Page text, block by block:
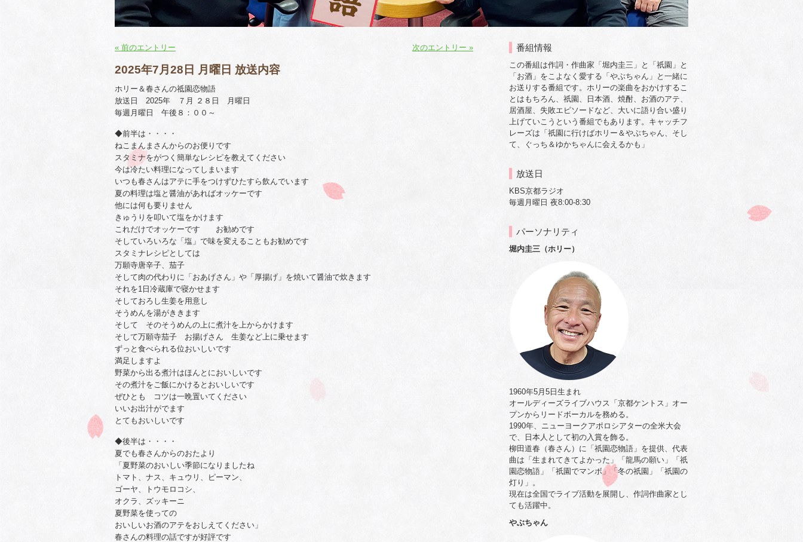
« 前のエントリー 次のエントリー »
2025年7月28日 月曜日 放送内容
ホリー＆春さんの祗園恋物語
放送日 2025年 ７月 ２８日 月曜日
毎週月曜日 午後８：００～
◆前半は・・・・
ねこまんまさんからのお便りです
スタミナをがつく簡単なレシピを教えてください
今は冷たい料理になってしまいます
いつも春さんはアテに手をつけずひたすら飲んでいます
夏の料理は塩と醤油があればオッケーです
他には何も要りません
きゅうりを叩いて塩をかけます
これだけでオッケーです お勧めです
そしていろいろな「塩」で味を変えることもお勧めです
スタミナレシピとしては
万願寺唐辛子、茄子
そして肉の代わりに「おあげさん」や「厚揚げ」を焼いて醤油で炊きます
それを1日冷蔵庫で寝かせます
そしておろし生姜を用意し
そうめんを湯がききます
そして そのそうめんの上に煮汁を上からかけます
そして万願寺茄子 お揚げさん 生姜など上に乗せます
ずっと食べられる位おいしいです
満足しますよ
野菜から出る煮汁はほんとにおいしいです
その煮汁をご飯にかけるとおいしいです
ぜひとも コツは一晩置いてください
いいお出汁がでます
とてもおいしいです
◆後半は・・・・
夏でも春さんからのおたより
「夏野菜のおいしい季節になりましたね
トマト、ナス、キュウリ、ピーマン、
ゴーヤ、トウモロコシ、
オクラ、ズッキーニ
夏野菜を使っての
おいしいお酒のアテをおしえてください」
春さんの料理の話ですが好評です
番組情報
この番組は作詞・作曲家「堀内圭三」と「祇園」と
「お酒」をこよなく愛する「やぶちゃん」と一緒に
お送りする番組です。ホリーの楽曲をおかけするこ
とはもちろん、祇園、日本酒、焼酎、お酒のアテ、
居酒屋、失敗エピソードなど、大いに語り合い盛り
上げていこうという番組でもあります。キャッチフ
レーズは「祇園に行けばホリー＆やぶちゃん、そし
て、ぐっち＆ゆかちゃんに会えるかも」
放送日
KBS京都ラジオ
毎週月曜日 夜8:00-8:30
パーソナリティ
堀内圭三（ホリー）
1960年5月5日生まれ
オールディーズライブハウス「京都ケントス」オー
プンからリードボーカルを務める。
1990年、ニューヨークアポロシアターの全米大会
で、日本人として初の入賞を飾る。
柳田道春（春さん）に「祇園恋物語」を提供、代表
曲は「生まれてきてよかった」「龍馬の願い」「祇
園恋物語」「祇園でマンボ」「冬の祇園」「祇園の
灯り」。
現在は全国でライブ活動を展開し、作詞作曲家とし
ても活躍中。
やぶちゃん